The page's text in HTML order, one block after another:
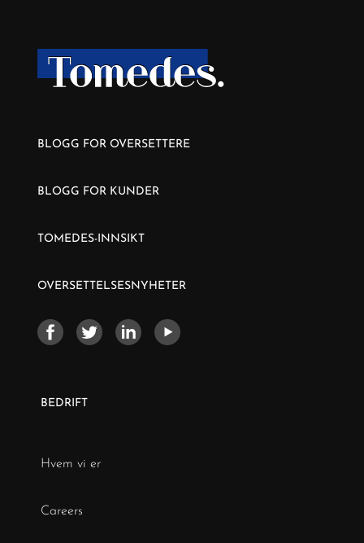
BLOGG FOR OVERSETTERE
BLOGG FOR KUNDER
TOMEDES-INNSIKT
OVERSETTELSESNYHETER
BEDRIFT
Hvem vi er
Careers